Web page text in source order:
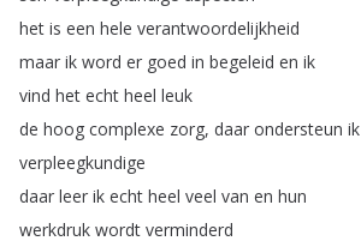
het is een hele verantwoordelijkheid
maar ik word er goed in begeleid en ik
vind het echt heel leuk
de hoog complexe zorg, daar ondersteun ik
verpleegkundige
daar leer ik echt heel veel van en hun
werkdruk wordt verminderd